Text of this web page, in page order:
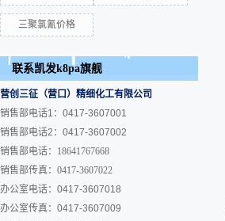
三聚氯氰价格
联系凯发k8pa旗舰
营创三征（营口）精细化工有限公司
销售部电话1：0417-3607001
销售部电话2：0417-3607002
销售部电话：18641767668
销售部传真：0417-3607022
办公室电话：0417-3607018
办公室传真：0417-3607009